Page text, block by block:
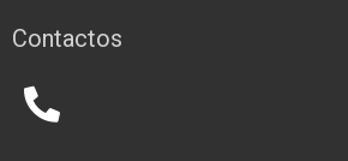
Contactos